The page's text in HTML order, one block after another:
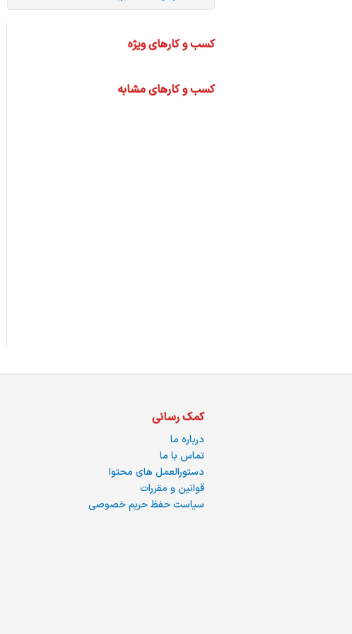
کسب و کارهای ویژه
کسب و کارهای مشابه
کمک رسانی
درباره ما
تماس با ما
دستورالعمل های محتوا
قوانین و مقررات
سیاست حفظ حریم خصوصی